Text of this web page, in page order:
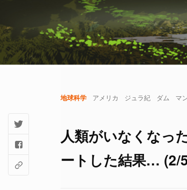
地球科学 アメリカ ジュラ紀 ダム マ
人類がいなくなっ
ートした結果… (2/